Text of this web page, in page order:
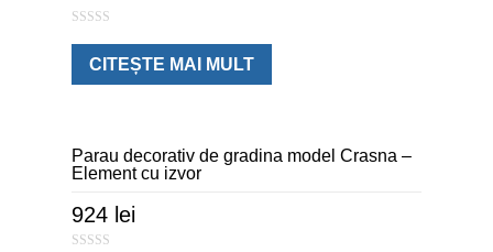
o
o
CITEȘTE MAI MULT
Parau decorativ de gradina model Crasna –
Element cu izvor
924 lei